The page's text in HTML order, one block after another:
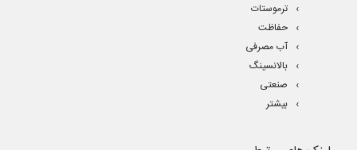
ترموستات
حفاظت
آب مصرفی
بالانسینگ
صنعتی
بیشتر